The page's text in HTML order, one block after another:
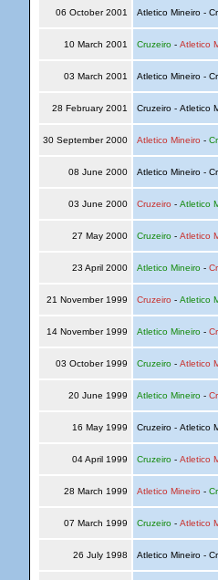
06 October 2001 Atletico Mineiro -
10 March 2001 Cruzeiro- Atletico
03 March 2001 Atletico Mineiro -
28 February 2001 Cruzeiro - Atletico
30 September 2000 Atletico Mineiro -
08 June 2000 Atletico Mineiro -
03 June 2000 Cruzeiro - Atletico
27 May 2000 Cruzeiro- Atletico
23 April 2000 Atletico Mineiro-
21 November 1999 Cruzeiro - Atletico
14 November 1999 Atletico Mineiro-
03 October 1999 Cruzeiro- Atletico
20 June 1999 Atletico Mineiro-
16 May 1999 Cruzeiro - Atletico
04 April 1999 Cruzeiro- Atletico
28 March 1999 Atletico Mineiro -
07 March 1999 Cruzeiro- Atletico
26 July 1998 Atletico Mineiro -